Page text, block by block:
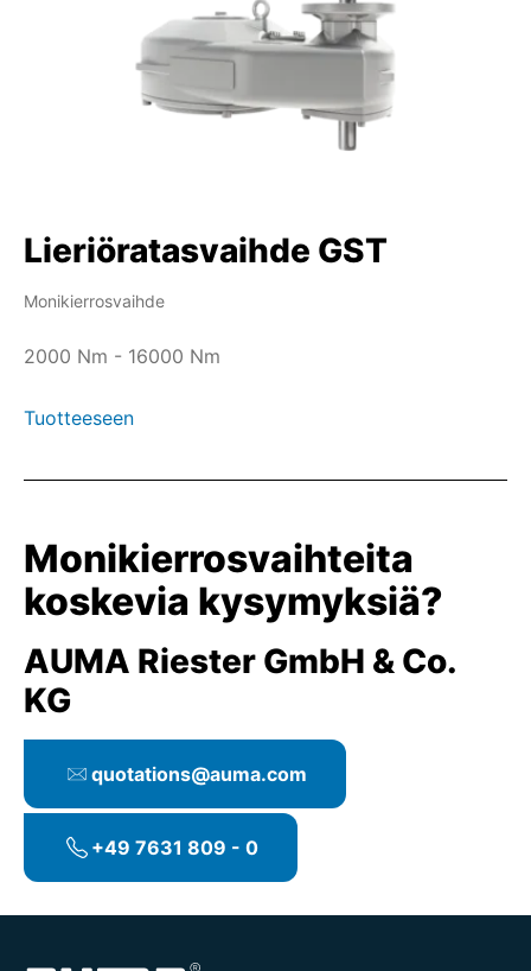
Lieriöratasvaihde GST
Monikierrosvaihde
2000 Nm - 16000 Nm
Tuotteeseen
Monikierrosvaihteita
koskevia kysymyksiä?
AUMA Riester GmbH & Co.
KG
quotations@auma.com
+49 7631 809 - 0